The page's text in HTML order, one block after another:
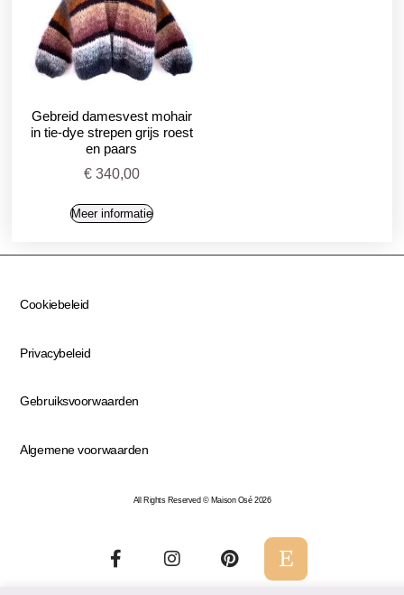
Gebreid damesvest mohair
in tie-dye strepen grijs roest
en paars
€340,00
Meer informatie
Cookiebeleid
Privacybeleid
Gebruiksvoorwaarden
Algemene voorwaarden
All Rights Reserved © Maison Osé 2026